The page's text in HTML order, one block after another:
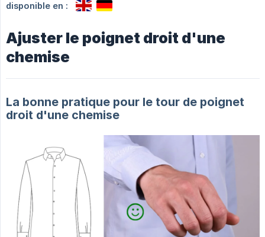
disponible en :
Ajuster le poignet droit d'une
chemise
La bonne pratique pour le tour de poignet
droit d'une chemise